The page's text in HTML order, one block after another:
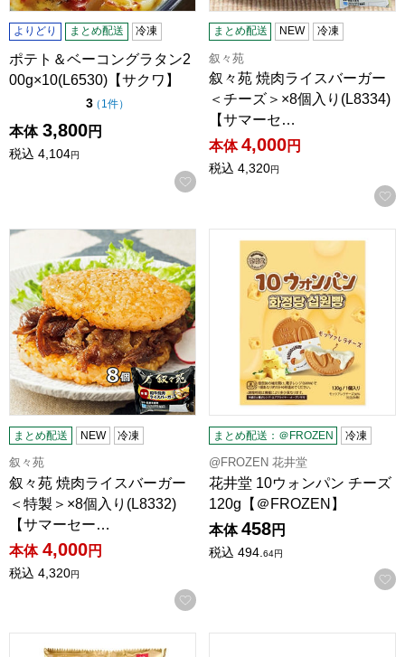
よりどり まとめ配送 冷凍
ポテト＆ベーコングラタン2
00g×10(L6530)【サクワ】
3点（5点満点中）
（ 1件の評価
）
本体 3,800円
税込 4,104円
お気に入りに登録する
まとめ配送 NEW 冷凍
叙々苑
叙々苑 焼肉ライスバーガー
＜チーズ＞×8個入り(L8334)
【サマーセ…
本体 4,000円
税込 4,320円
叙々苑 焼肉ライスバーガー＜特製＞×8個入り(L8332)【サマ
まとめ配送 NEW 冷凍
叙々苑
叙々苑 焼肉ライスバーガー
＜特製＞×8個入り(L8332)
【サマーセー…
本体 4,000円
税込 4,320円
お気に入りに登録する
花井堂 10ウォンパン チーズ
まとめ配送：＠FROZEN 冷凍
@FROZEN 花井堂
花井堂 10ウォンパン チーズ
120g【＠FROZEN】
本体 458円
税込 494. 64円